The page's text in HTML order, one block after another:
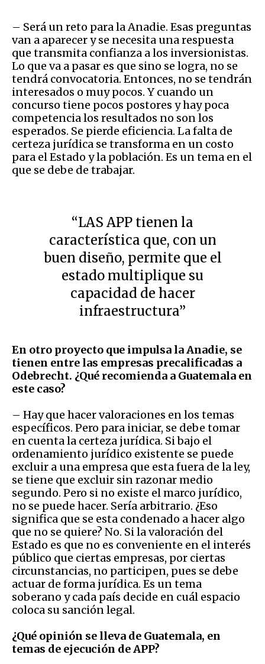
– Será un reto para la Anadie. Esas preguntas
van a aparecer y se necesita una respuesta
que transmita confianza a los inversionistas.
Lo que va a pasar es que sino se logra, no se
tendrá convocatoria. Entonces, no se tendrán
interesados o muy pocos. Y cuando un
concurso tiene pocos postores y hay poca
competencia los resultados no son los
esperados. Se pierde eficiencia. La falta de
certeza jurídica se transforma en un costo
para el Estado y la población. Es un tema en el
que se debe de trabajar.
“LAS APP tienen la
característica que, con un
buen diseño, permite que el
estado multiplique su
capacidad de hacer
infraestructura”
En otro proyecto que impulsa la Anadie, se
tienen entre las empresas precalificadas a
Odebrecht. ¿Qué recomienda a Guatemala en
este caso?
– Hay que hacer valoraciones en los temas
específicos. Pero para iniciar, se debe tomar
en cuenta la certeza jurídica. Si bajo el
ordenamiento jurídico existente se puede
excluir a una empresa que esta fuera de la ley,
se tiene que excluir sin razonar medio
segundo. Pero si no existe el marco jurídico,
no se puede hacer. Sería arbitrario. ¿Eso
significa que se esta condenado a hacer algo
que no se quiere? No. Si la valoración del
Estado es que no es conveniente en el interés
público que ciertas empresas, por ciertas
circunstancias, no participen, pues se debe
actuar de forma jurídica. Es un tema
soberano y cada país decide en cuál espacio
coloca su sanción legal.
¿Qué opinión se lleva de Guatemala, en
temas de ejecución de APP?